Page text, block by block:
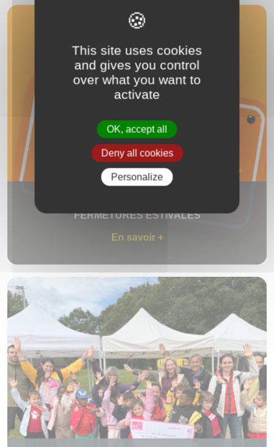
FERMETURES ESTIVALES
En savoir +
This site uses cookies
and gives you control
over what you want to
activate
OK, accept all
Deny all cookies
Personalize